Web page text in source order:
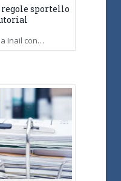
sportello
Inail con…